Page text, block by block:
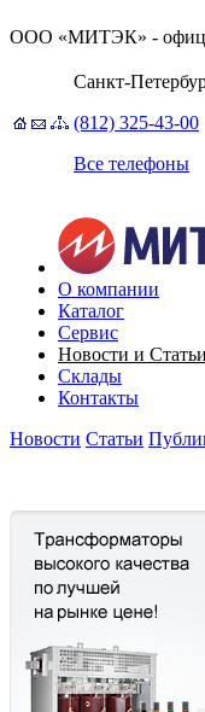
ООО «МИТЭК» -
Санкт-
(812) 325-43-00
Все телефоны
О компании
Каталог
Сервис
Новости и Статьи
Склады
Контакты
Новости Статьи